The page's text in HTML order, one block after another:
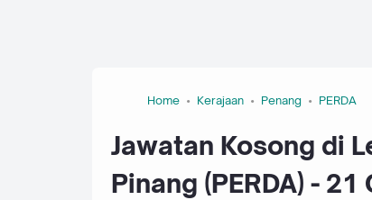
Home Kerajaan Penang PERDA
Jawatan Kosong di
Pinang (PERDA) -